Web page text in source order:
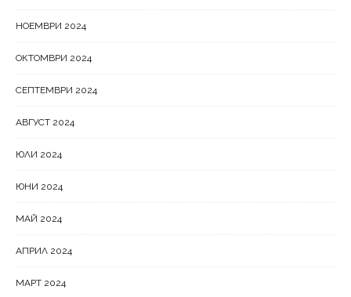
НОЕМВРИ 2024
ОКТОМВРИ 2024
СЕПТЕМВРИ 2024
АВГУСТ 2024
ЮЛИ 2024
ЮНИ 2024
МАЙ 2024
АПРИЛ 2024
МАРТ 2024